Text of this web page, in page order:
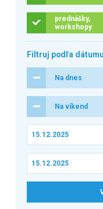
prednášky,
workshopy
Filtruj podľa dátumu
Na dnes
Na víkend